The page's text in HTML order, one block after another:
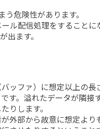
危険性があります。
ル配信処理をすることに
出ます。
ッファ）に想定以上の長
す。溢れたデータが隣接
りします。
外部から故意に想定より